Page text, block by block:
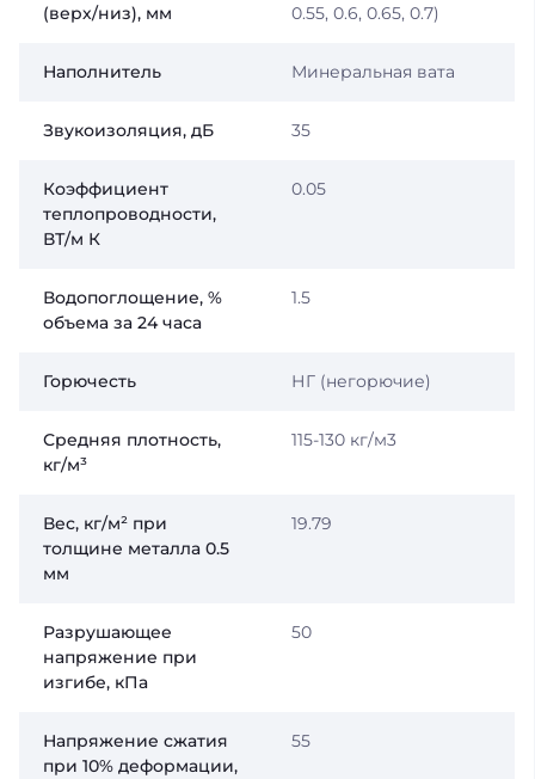
(верх/низ), мм
0.55, 0.6, 0.65, 0.7)
Наполнитель Минеральная вата
Звукоизоляция, дБ 35
Коэффициент
теплопроводности,
ВТ/м К
0.05
Водопоглощение, %
объема за 24 часа
1.5
Горючесть НГ (негорючие)
Средняя плотность,
кг/м³
115-130 кг/м3
Вес, кг/м² при
толщине металла 0.5
мм
19.79
Разрушающее
напряжение при
изгибе, кПа
50
Напряжение сжатия
при 10% деформации,
55